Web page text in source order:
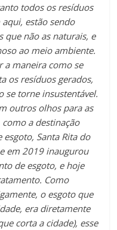
todos os resíduos
estão sendo
não as naturais, e
ao meio ambiente.
a maneira como se
os resíduos gerados,
se torne insustentável.
outros olhos para as
a destinação
Santa Rita do
em 2019 inaugurou
de esgoto, e hoje
Como
o esgoto que
era diretamente
corta a cidade), esse